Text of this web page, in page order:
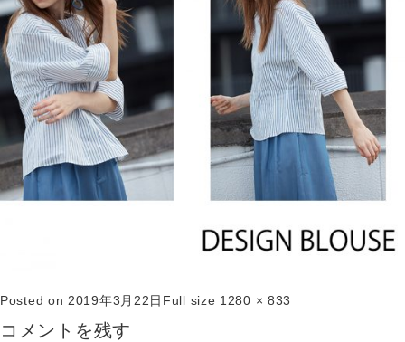
Posted on 2019年3月22日 Full size 1280 × 833
コメントを残す